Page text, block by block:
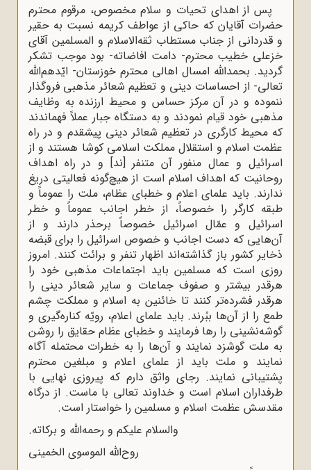
پس از اهدای تحیات و سلام مخصوص‌، مرقوم محترم
حضرات آقایان که حاکی از عواطف کریمه نسبت به حقیر
و قدردانی از جناب مستطاب ثقه‌الاسلام و المسلمین آقای
خزعلی خطیب محترم- دامت افاضاته- بود موجب تشکر
گردید. بحمدالله امسال اهالی محترم خوزستان- ایّدهم‌الله
تعالی- از احساسات دینی و تعظیم شعائر مذهبی فروگذار
ننموده و در آن مرکز حساس و محیط ارزنده به وظایف
مذهبی خود قیام نمودند و به دستگاه جبار عملاً فهماندند
که محیط کارگری در تعظیم شعائر دینی پیشقدم و در راه
عظمت اسلام و استقلال مملکت اسلامی کوشا هستند و از
اسرائیل و عمال منفور آن متنفر [ند] و در راه اهداف
روحانیت که اهداف اسلام است از هیچ‌گونه فعالیتی دریغ
ندارند. باید علمای اعلام و خطبای عظام، ملت را عموماً و
طبقه کارگر را خصوصاً، از خطر اجانب عموماً و خطر
اسرائیل و عمّال اسرائیل خصوصاً برحذر دارند و از
آن‌هایی که دست اجانب و خصوص اسرائیل را برای قبضه
ذخایر کشور باز گذاشته‌اند اظهار تنفر و برائت کنند. امروز
روزی است که مسلمین باید اجتماعات مذهبی خود را
هرقدر بیشتر و صفوف جماعات و سایر شعائر دینی را
هرقدر فشرده‌تر کنند تا خائنین به اسلام و مملکت چشم‌
طمع را از آن‌ها ببُرند. باید علمای اعلام، رویّه کناره‌گیری و
گوشه‌نشینی را رها فرمایند و خطبای عظام حقایق را روشن
به ملت گوشزد نمایند و آن‌ها را به خطرات محتمله آگاه
نمایند و ملت باید از علمای اعلام و مبلغین محترم
پشتیبانی نمایند. رجای واثق دارم که پیروزی نهایی با
طرفداران اسلام است و خداوند تعالی با ماست. از درگاه
مقدسش عظمت اسلام و مسلمین را خواستار است.
والسلام علیکم و رحمه‌الله و برکاته.
روح‌الله الموسوی الخمینی‌